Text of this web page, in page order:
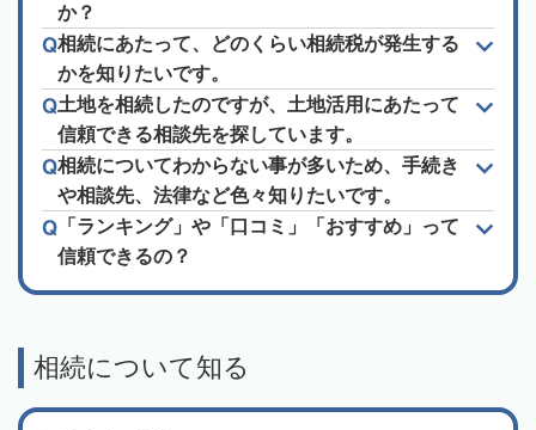
か？
相続にあたって、どのくらい相続税が発生する
かを知りたいです。
土地を相続したのですが、土地活用にあたって
信頼できる相談先を探しています。
相続についてわからない事が多いため、手続き
や相談先、法律など色々知りたいです。
「ランキング」や「口コミ」「おすすめ」って
信頼できるの？
相続について知る